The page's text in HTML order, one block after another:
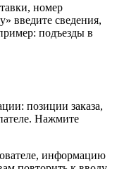
номер
введите сведения,
подъезды в
позиции заказа,
Нажмите
информацию